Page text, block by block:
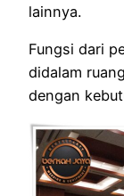
lainnya.
Fungsi dari
didalam
dengan